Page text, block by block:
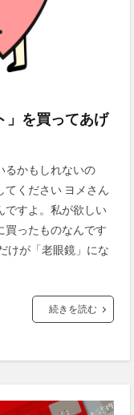
」を買ってあげ
るかもしれないの
てください ヨメさん
ですよ。私が欲しい
買ったものなんです
けが「老眼鏡」にな
続きを読む